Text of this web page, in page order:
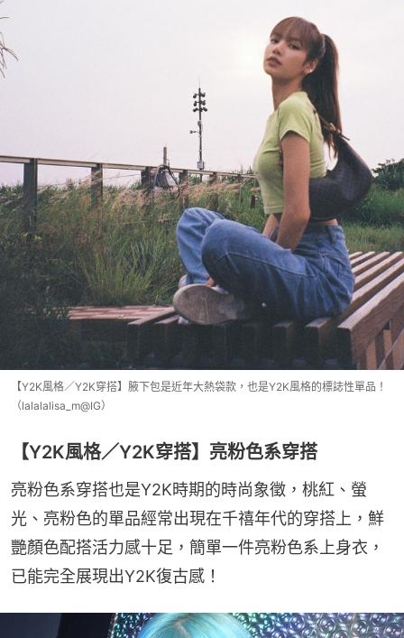
【Y2K風格／Y2K穿搭】腋下包是近年大熱袋款，也是Y2K風格的標誌性單品！
（lalalalisa_m@IG）
【Y2K風格／Y2K穿搭】亮粉色系穿搭
亮粉色系穿搭也是Y2K時期的時尚象徵，桃紅、螢
光、亮粉色的單品經常出現在千禧年代的穿搭上，鮮
艷顏色配搭活力感十足，簡單一件亮粉色系上身衣，
已能完全展現出Y2K復古感！